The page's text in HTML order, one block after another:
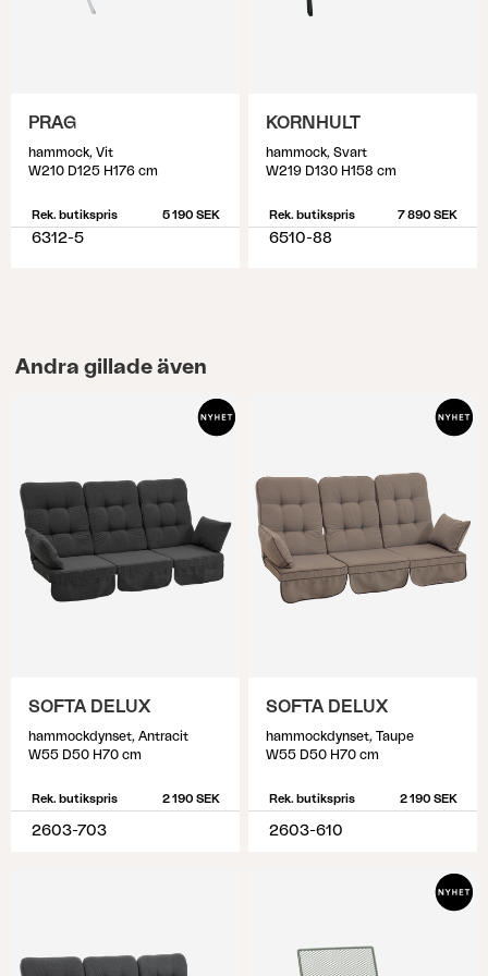
PRAG
hammock, Vit
W210 D125 H176 cm
Rek. butikspris 5 190 SEK
6312-5
KORNHULT
hammock, Svart
W219 D130 H158 cm
Rek. butikspris 7 890 SEK
6510-88
Andra gillade även
SOFTA DELUX
hammockdynset, Antracit
W55 D50 H70 cm
Rek. butikspris 2 190 SEK
2603-703
SOFTA DELUX
hammockdynset, Taupe
W55 D50 H70 cm
Rek. butikspris 2 190 SEK
2603-610